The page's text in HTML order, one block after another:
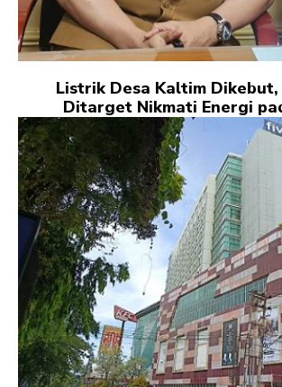
Listrik Desa Kaltim Dikebut,
Ditarget Nikmati Energi